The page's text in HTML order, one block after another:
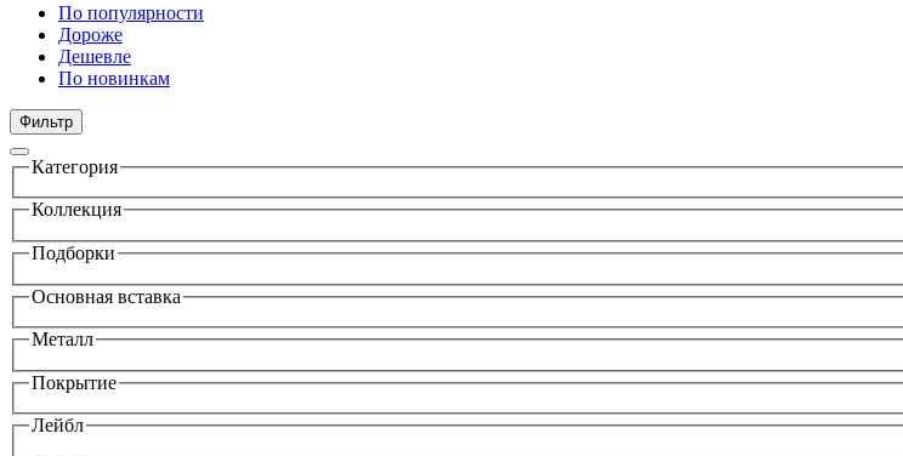
По популярности
Дороже
Дешевле
По новинкам
Фильтр
Категория
Коллекция
Подборки
Основная вставка
Металл
Покрытие
Лейбл